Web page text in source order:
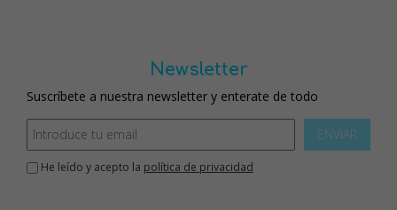
Newsletter
Suscríbete a nuestra newsletter y enterate de todo
ENVIAR
He leído y acepto la política de privacidad